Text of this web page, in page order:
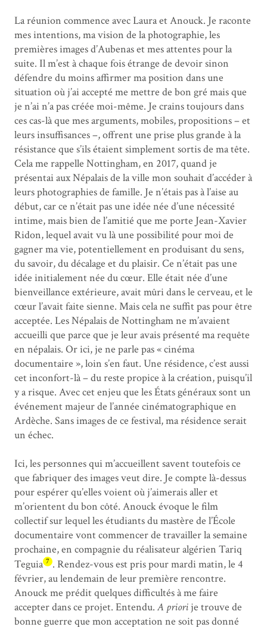
La réunion commence avec Laura et Anouck. Je raconte
mes intentions, ma vision de la photographie, les
premières images d’Aubenas et mes attentes pour la
suite. Il m’est à chaque fois étrange de devoir sinon
défendre du moins affirmer ma position dans une
situation où j’ai accepté me mettre de bon gré mais que
je n’ai n’a pas créée moi-même. Je crains toujours dans
ces cas-là que mes arguments, mobiles, propositions – et
leurs insuffisances –, offrent une prise plus grande à la
résistance que s’ils étaient simplement sortis de ma tête.
Cela me rappelle Nottingham, en 2017, quand je
présentai aux Népalais de la ville mon souhait d’accéder à
leurs photographies de famille. Je n’étais pas à l’aise au
début, car ce n’était pas une idée née d’une nécessité
intime, mais bien de l’amitié que me porte Jean-Xavier
Ridon, lequel avait vu là une possibilité pour moi de
gagner ma vie, potentiellement en produisant du sens,
du savoir, du décalage et du plaisir. Ce n’était pas une
idée initialement née du cœur. Elle était née d’une
bienveillance extérieure, avait mûri dans le cerveau, et le
cœur l’avait faite sienne. Mais cela ne suffit pas pour être
acceptée. Les Népalais de Nottingham ne m’avaient
accueilli que parce que je leur avais présenté ma requête
en népalais. Or ici, je ne parle pas « cinéma
documentaire », loin s’en faut. Une résidence, c’est aussi
cet inconfort-là – du reste propice à la création, puisqu’il
y a risque. Avec cet enjeu que les États généraux sont un
événement majeur de l’année cinématographique en
Ardèche. Sans images de ce festival, ma résidence serait
un échec.
Ici, les personnes qui m’accueillent savent toutefois ce
que fabriquer des images veut dire. Je compte là-dessus
pour espérer qu’elles voient où j’aimerais aller et
m’orientent du bon côté. Anouck évoque le film
collectif sur lequel les étudiants du mastère de l’École
documentaire vont commencer de travailler la semaine
prochaine, en compagnie du réalisateur algérien Tariq
Teguia 7 . Rendez-vous est pris pour mardi matin, le 4
février, au lendemain de leur première rencontre.
Anouck me prédit quelques difficultés à me faire
accepter dans ce projet. Entendu.A priori je trouve de
bonne guerre que mon acceptation ne soit pas donné